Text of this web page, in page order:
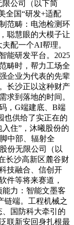
公司（以下简
全国“研发+适配
范畴：电池检测环
聪慧眼的大模子让
配一个AI帮理。
能研发平台。2025
畴时，帮力工场全
企业为代表的先辈
长沙正以这种财产
求到落地的时间。
，G端建底、B端
也供给了实正在的
住”，沐曦股份的
中部、辐射全
份无限公司（以
长沙高新区麓谷财
技融合、信创开
件等将来赛道，
能力：智能文墨客
链端。工程机械之
国防科大牵引的
联新安回身扎根最